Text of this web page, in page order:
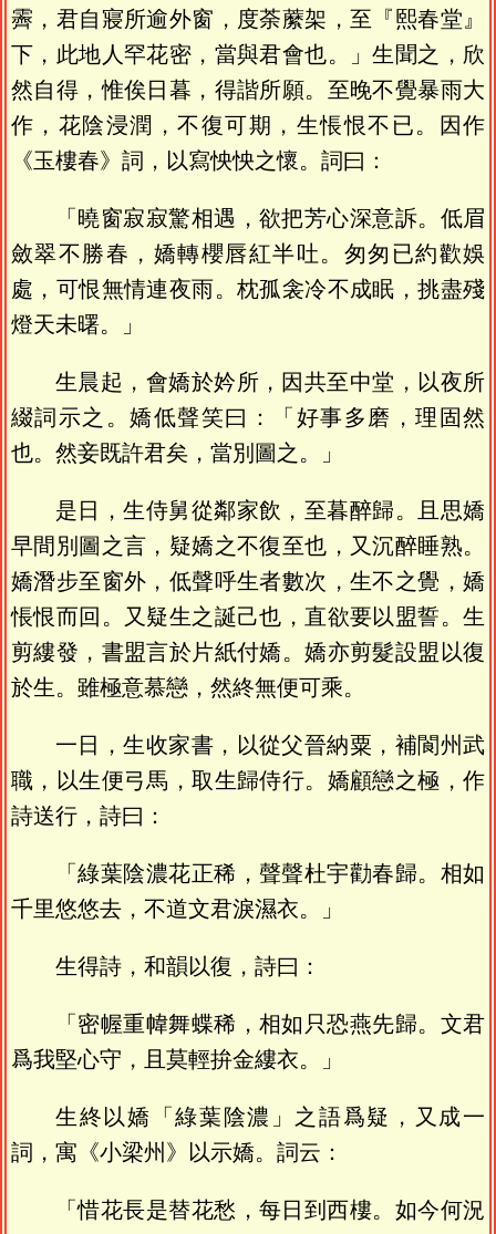
霽，君自寢所逾外窗，度荼䕷架，至『熙春堂』
下，此地人罕花密，當與君會也。」生聞之，欣
然自得，惟俟日暮，得諧所願。至晚不覺暴雨大
作，花陰浸潤，不復可期，生悵恨不已。因作
《玉樓春》詞，以寫怏怏之懷。詞曰：
「曉窗寂寂驚相遇，欲把芳心深意訴。低眉
斂翠不勝春，嬌轉櫻唇紅半吐。匆匆已約歡娛
處，可恨無情連夜雨。枕孤衾冷不成眠，挑盡殘
燈天未曙。」
生晨起，會嬌於妗所，因共至中堂，以夜所
綴詞示之。嬌低聲笑曰：「好事多磨，理固然
也。然妾既許君矣，當別圖之。」
是日，生侍舅從鄰家飲，至暮醉歸。且思嬌
早間別圖之言，疑嬌之不復至也，又沉醉睡熟。
嬌潛步至窗外，低聲呼生者數次，生不之覺，嬌
悵恨而回。又疑生之誕己也，直欲要以盟誓。生
剪縷發，書盟言於片紙付嬌。嬌亦剪髮設盟以復
於生。雖極意慕戀，然終無便可乘。
一日，生收家書，以從父晉納粟，補閬州武
職，以生便弓馬，取生歸侍行。嬌顧戀之極，作
詩送行，詩曰：
「綠葉陰濃花正稀，聲聲杜宇勸春歸。相如
千里悠悠去，不道文君淚濕衣。」
生得詩，和韻以復，詩曰：
「密幄重幃舞蝶稀，相如只恐燕先歸。文君
爲我堅心守，且莫輕拚金縷衣。」
生終以嬌「綠葉陰濃」之語爲疑，又成一
詞，寓《小梁州》以示嬌。詞云：
「惜花長是替花愁，每日到西樓。如今何況